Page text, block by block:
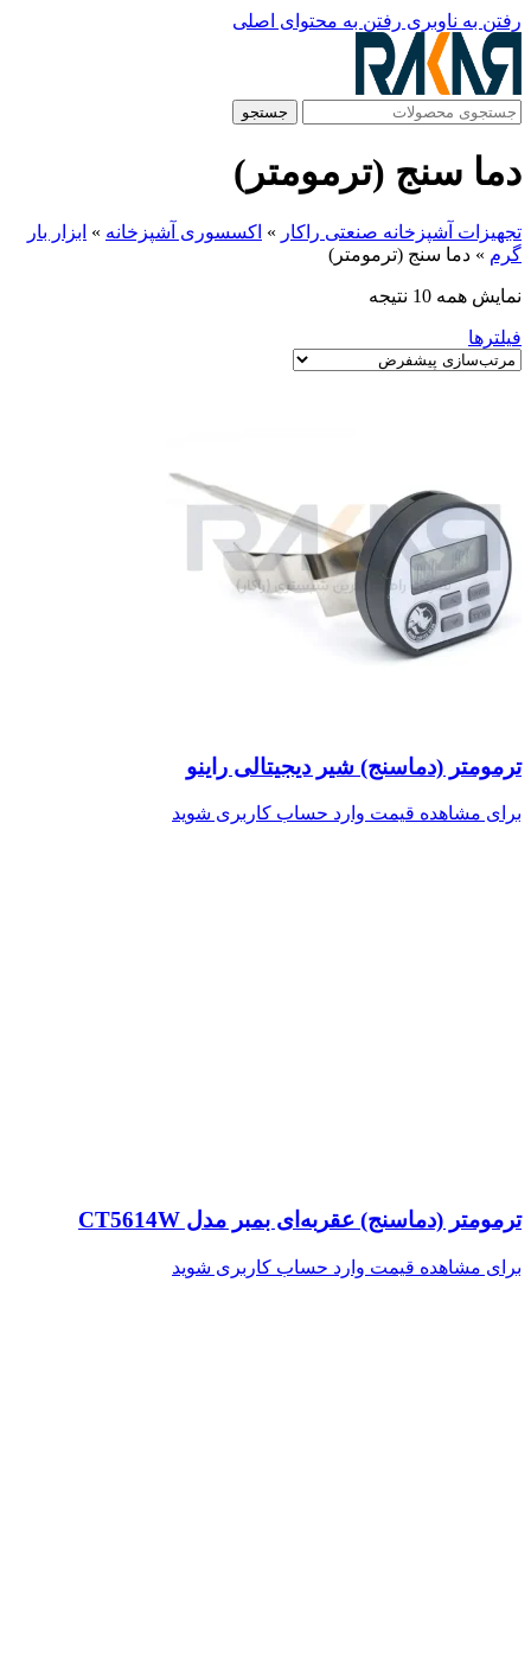
رفتن به ناوبری رفتن به محتوای اصلی
جستجو
دما سنج (ترمومتر)
تجهیزات آشپزخانه صنعتی راکار » اکسسوری آشپزخانه » ابزار بار
گرم » دما سنج (ترمومتر)
نمایش همه 10 نتیجه
فیلترها
ترمومتر (دماسنج) شیر دیجیتالی راینو
برای مشاهده قیمت وارد حساب کاربری شوید
ترمومتر (دماسنج) عقربه‌ای بمبر مدل CT5614W
برای مشاهده قیمت وارد حساب کاربری شوید